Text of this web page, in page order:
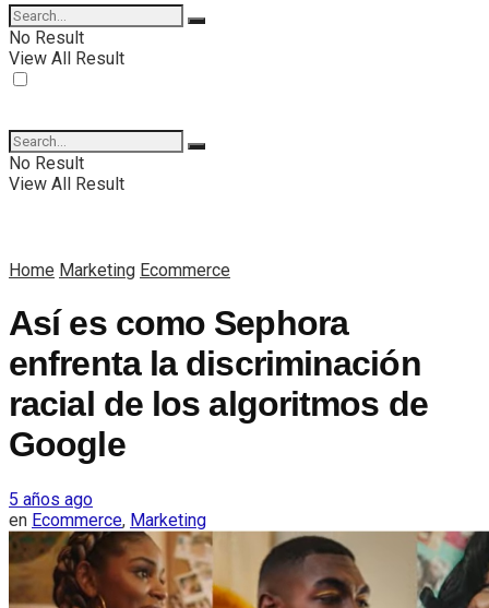
No Result
View All Result
No Result
View All Result
Home Marketing Ecommerce
Así es como Sephora
enfrenta la discriminación
racial de los algoritmos de
Google
5 años ago
en Ecommerce, Marketing